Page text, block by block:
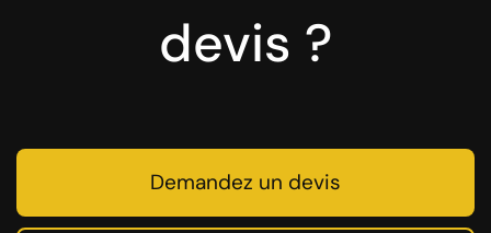
devis ?
Demandez un devis